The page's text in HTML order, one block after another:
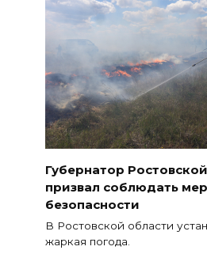
Губернатор
призвал соблюдать
безопасности
В Ростовской области
жаркая погода.